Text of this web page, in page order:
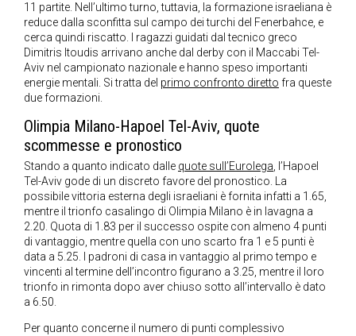
11 partite. Nell’ultimo turno, tuttavia, la formazione israeliana è
reduce dalla sconfitta sul campo dei turchi del Fenerbahce, e
cerca quindi riscatto. I ragazzi guidati dal tecnico greco
Dimitris Itoudis arrivano anche dal derby con il Maccabi Tel-
Aviv nel campionato nazionale e hanno speso importanti
energie mentali. Si tratta del primo confronto diretto fra queste
due formazioni.
Olimpia Milano-Hapoel Tel-Aviv, quote
scommesse e pronostico
Stando a quanto indicato dalle quote sull’Eurolega, l’Hapoel
Tel-Aviv gode di un discreto favore del pronostico. La
possibile vittoria esterna degli israeliani è fornita infatti a 1.65,
mentre il trionfo casalingo di Olimpia Milano è in lavagna a
2.20. Quota di 1.83 per il successo ospite con almeno 4 punti
di vantaggio, mentre quella con uno scarto fra 1 e 5 punti è
data a 5.25. I padroni di casa in vantaggio al primo tempo e
vincenti al termine dell’incontro figurano a 3.25, mentre il loro
trionfo in rimonta dopo aver chiuso sotto all’intervallo è dato
a 6.50.
Per quanto concerne il numero di punti complessivo